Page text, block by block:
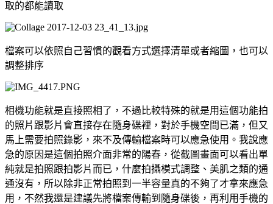
取的都能讀取
檔案可以依照自己習慣的觀看方式選擇清單或者縮圖，也可以
調整排序
相機功能就是直接照相了，不過比較特殊的就是用這個功能拍
的照片跟影片會直接存在隨身碟裡，對於手機空間已滿，但又
馬上需要拍照錄影，來不及傳輸檔案時可以應急使用。我說應
急的原因是這個拍照介面非常的陽春，從截圖畫面可以看出單
純就是拍照跟拍影片而已，什麼拍攝模式調整、美肌之類的通
通沒有，所以除非正常拍照到一半容量真的不夠了才拿來應急
用，不然我還是建議先將檔案傳輸到隨身碟後，再利用手機的